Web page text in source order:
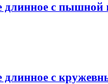
длинное с
длинное с